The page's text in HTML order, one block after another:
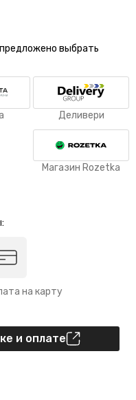
выбрать
Деливери
Магазин Rozetka
на карту
и оплате